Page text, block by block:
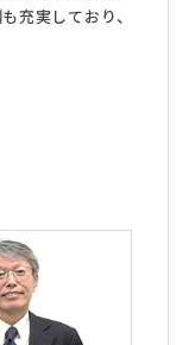
充実しており、